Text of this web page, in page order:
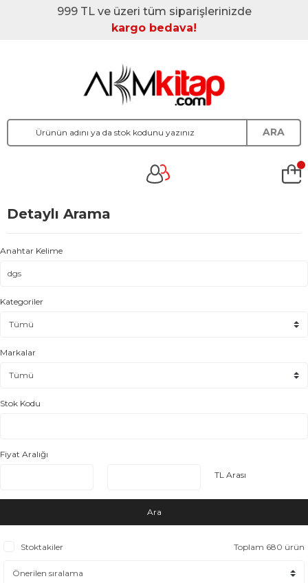
999 TL ve üzeri tüm siparişlerinizde
kargo bedava!
ARA
Detaylı Arama
Anahtar Kelime
Kategoriler
Markalar
Stok Kodu
Fiyat Aralığı
TL Arası
Ara
Stoktakiler Toplam 680 ürün